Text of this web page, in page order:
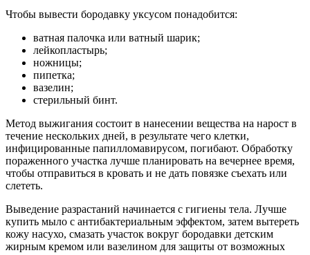
Чтобы вывести бородавку уксусом понадобится:
ватная палочка или ватный шарик;
лейкопластырь;
ножницы;
пипетка;
вазелин;
стерильный бинт.
Метод выжигания состоит в нанесении вещества на нарост в
течение нескольких дней, в результате чего клетки,
инфицированные папилломавирусом, погибают. Обработку
пораженного участка лучше планировать на вечернее время,
чтобы отправиться в кровать и не дать повязке съехать или
слететь.
Выведение разрастаний начинается с гигиены тела. Лучше
купить мыло с антибактериальным эффектом, затем вытереть
кожу насухо, смазать участок вокруг бородавки детским
жирным кремом или вазелином для защиты от возможных